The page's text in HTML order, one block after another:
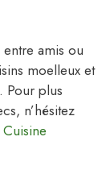
amis ou
moelleux et
Pour plus
n’hésitez
Cuisine